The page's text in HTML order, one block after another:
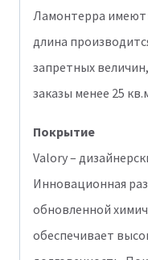
Ламонтерра
длина
запретных
заказы менее 25
Покрытие
Valory –
Инновационная
обновленной
обеспечивает